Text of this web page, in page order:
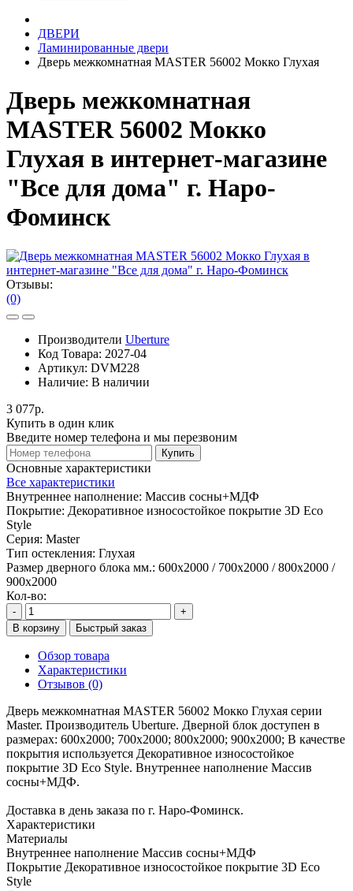
ДВЕРИ
Ламинированные двери
Дверь межкомнатная MASTER 56002 Мокко Глухая
Дверь межкомнатная
MASTER 56002 Мокко
Глухая в интернет-магазине
"Все для дома" г. Наро-
Фоминск
Отзывы:
(0)
Производители Uberture
Код Товара: 2027-04
Артикул: DVM228
Наличие: В наличии
3 077р.
Купить в один клик
Введите номер телефона и мы перезвоним
Купить
Основные характеристики
Все характеристики
Внутреннее наполнение: Массив сосны+МДФ
Покрытие: Декоративное износостойкое покрытие 3D Eco
Style
Серия: Master
Тип остекления: Глухая
Размер дверного блока мм.: 600x2000 / 700x2000 / 800x2000 /
900x2000
Кол-во:
-
+
В корзину
Быстрый заказ
Обзор товара
Характеристики
Отзывов (0)
Дверь межкомнатная MASTER 56002 Мокко Глухая серии
Master. Производитель Uberture. Дверной блок доступен в
размерах: 600x2000; 700x2000; 800x2000; 900x2000; В качестве
покрытия используется Декоративное износостойкое
покрытие 3D Eco Style. Внутреннее наполнение Массив
сосны+МДФ.
Доставка в день заказа по г. Наро-Фоминск.
Характеристики
Материалы
Внутреннее наполнение Массив сосны+МДФ
Покрытие Декоративное износостойкое покрытие 3D Eco
Style